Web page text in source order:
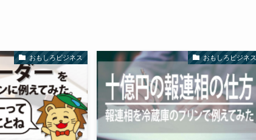
おもしろビジネス おもしろビジネス